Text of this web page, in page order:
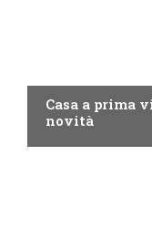
Casa a prima
novità